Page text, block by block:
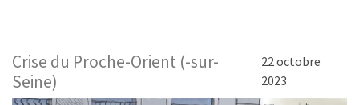
Crise du Proche-Orient (-sur-
Seine)
22 octobre
2023